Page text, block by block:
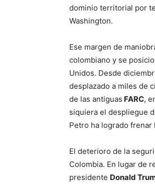
dominio territorial por
Washington.
Ese margen de
colombiano y se
Unidos. Desde
desplazado a miles de
de las antiguas FARC,
siquiera el despliegue
Petro ha logrado frenar
El deterioro de la
Colombia. En lugar de
presidente Donald